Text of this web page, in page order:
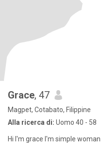
Grace, 47
Magpet, Cotabato, Filippine
Alla ricerca di: Uomo 40 - 58
Hi I'm grace I'm simple